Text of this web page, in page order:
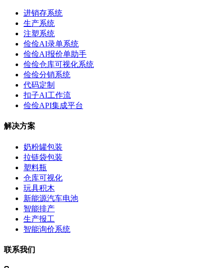
进销存系统
生产系统
注塑系统
俭俭AI录单系统
俭俭AI报价单助手
俭俭仓库可视化系统
俭俭分销系统
代码定制
扣子AI工作流
俭俭API集成平台
解决方案
奶粉罐包装
拉链袋包装
塑料瓶
仓库可视化
玩具积木
新能源汽车电池
智能排产
生产报工
智能询价系统
联系我们